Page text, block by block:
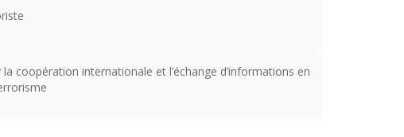
coopération internationale et l’échange d’informations en